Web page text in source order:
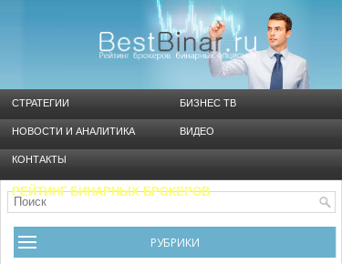
СТРАТЕГИИ БИЗНЕС ТВ
НОВОСТИ И АНАЛИТИКА ВИДЕО
КОНТАКТЫ
РЕЙТИНГ БИНАРНЫХ БРОКЕРОВ
РУБРИКИ